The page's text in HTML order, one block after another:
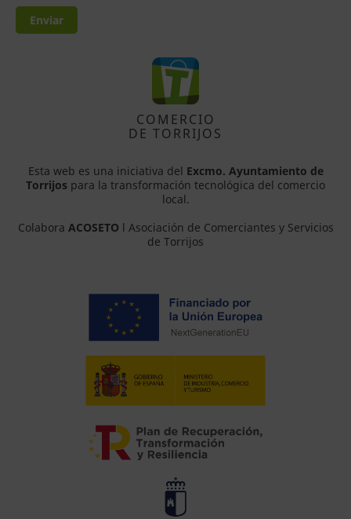
Enviar
COMERCIO
DE TORRIJOS
Esta web es una iniciativa del Excmo. Ayuntamiento de
Torrijos para la transformación tecnológica del comercio
local.
Colabora ACOSETO l Asociación de Comerciantes y Servicios
de Torrijos